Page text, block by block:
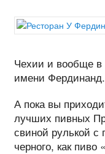
Чехии и вообще в
имени
А пока вы
лучших пивных
свиной рулькой с
черного, как